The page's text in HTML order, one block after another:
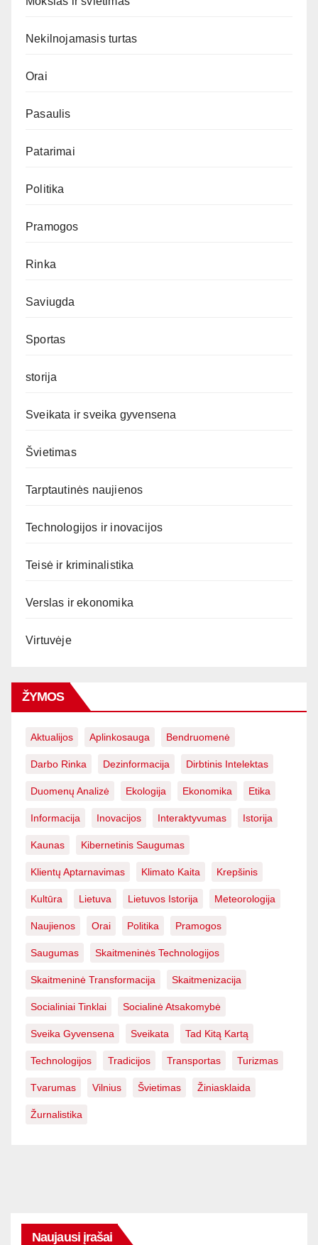
Nekilnojamasis turtas
Orai
Pasaulis
Patarimai
Politika
Pramogos
Rinka
Saviugda
Sportas
storija
Sveikata ir sveika gyvensena
Švietimas
Tarptautinės naujienos
Technologijos ir inovacijos
Teisė ir kriminalistika
Verslas ir ekonomika
Virtuvėje
ŽYMOS
Aktualijos Aplinkosauga Bendruomenė
Darbo Rinka Dezinformacija Dirbtinis Intelektas
Duomenų Analizė Ekologija Ekonomika Etika
Informacija Inovacijos Interaktyvumas Istorija
Kaunas Kibernetinis Saugumas
Klientų Aptarnavimas Klimato Kaita Krepšinis
Kultūra Lietuva Lietuvos Istorija Meteorologija
Naujienos Orai Politika Pramogos
Saugumas Skaitmeninės Technologijos
Skaitmeninė Transformacija Skaitmenizacija
Socialiniai Tinklai Socialinė Atsakomybė
Sveika Gyvensena Sveikata Tad Kitą Kartą
Technologijos Tradicijos Transportas Turizmas
Tvarumas Vilnius Švietimas Žiniasklaida
Žurnalistika
Naujausi įrašai